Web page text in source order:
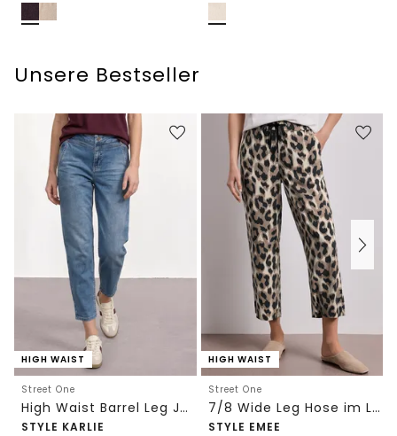
Unsere Bestseller
HIGH WAIST
Street One
High Waist Barrel Leg Jeans im Loose Fit
STYLE KARLIE
HIGH WAIST
Street One
7/8 Wide Leg Hose im Loose Fit mit Print
STYLE EMEE